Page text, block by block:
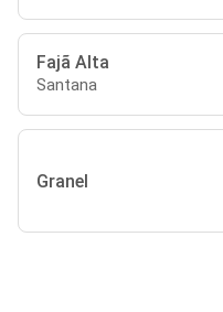
Fajã Alta
Santana
Granel